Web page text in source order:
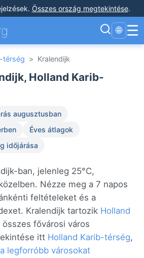
. Összes ország megtekintése.
🌐 ☰
térség > Kralendijk
Holland Karib-
augusztusban
Éves átlagok
időjárása
ban, jelenleg 25°C,
Nézze meg a 7 napos
feltételeket és a
Kralendijk tartozik Holland
fővárosi város
itt Holland Karib-térség,
a legforróbb városokat